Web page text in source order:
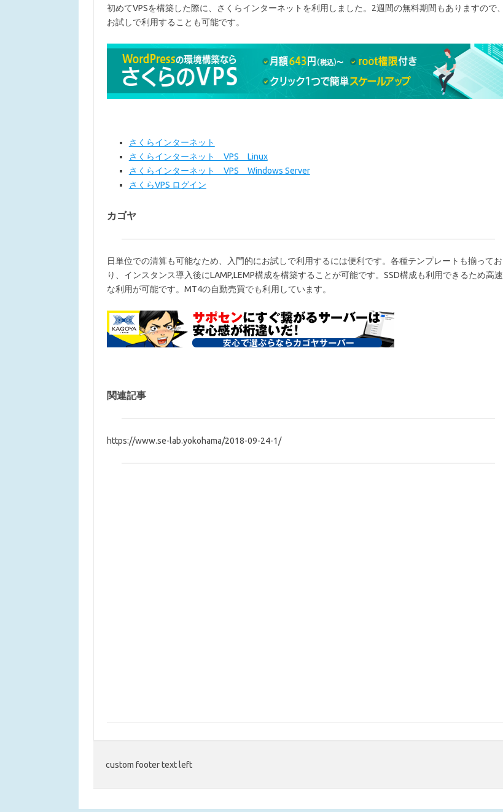
初めてVPSを構築した際に、さくらインターネットを利用しました。2週間の無料期間もありますので、
お試しで利用することも可能です。
さくらインターネット
さくらインターネット VPS Linux
さくらインターネット VPS Windows Server
さくらVPS ログイン
カゴヤ
日単位での清算も可能なため、入門的にお試しで利用するには便利です。各種テンプレートも揃ってお
り、インスタンス導入後にLAMP,LEMP構成を構築することが可能です。SSD構成も利用できるため高速
な利用が可能です。MT4の自動売買でも利用しています。
関連記事
https://www.se-lab.yokohama/2018-09-24-1/
custom footer text left